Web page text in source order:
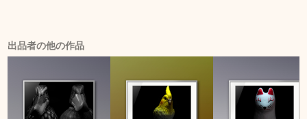
出品者の他の作品